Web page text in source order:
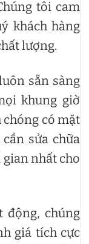
tôi cam
khách hàng
lượng.
sẵn sàng
khung giờ
có mặt
sửa chữa
nhất cho
động, chúng
giá tích cực